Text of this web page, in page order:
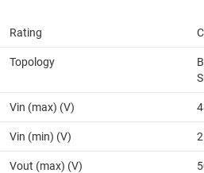
Rating
Topology
Vin (max) (V)
Vin (min) (V)
Vout (max) (V)